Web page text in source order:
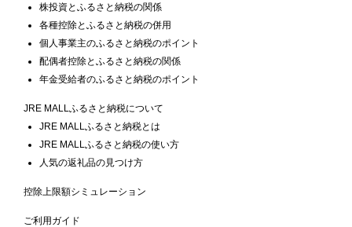
株投資とふるさと納税の関係
各種控除とふるさと納税の併用
個人事業主のふるさと納税のポイント
配偶者控除とふるさと納税の関係
年金受給者のふるさと納税のポイント
JRE MALLふるさと納税について
JRE MALLふるさと納税とは
JRE MALLふるさと納税の使い方
人気の返礼品の見つけ方
控除上限額シミュレーション
ご利用ガイド